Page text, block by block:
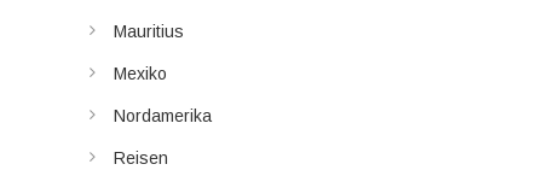
Mauritius
Mexiko
Nordamerika
Reisen